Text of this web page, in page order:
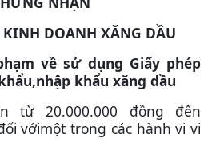
DOANH XĂNG DẦU
về sử dụng Giấy phép
khẩu xăng dầu
từ 20.000.000 đồng đến
vớimột trong các hành vi vi